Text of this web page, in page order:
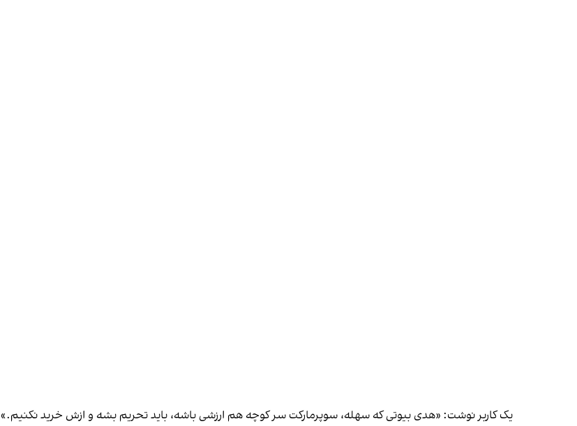
یک کاربر نوشت: «هدی بیوتی که سهله، سوپرمارکت سر کوچه هم ارزشی باشه، باید تحریم بشه و ازش خرید نکنیم.»